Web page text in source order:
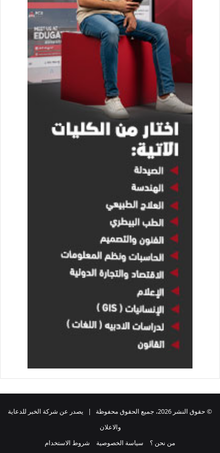
© حقوق النشر 2026، جميع الحقوق محفوظة | يصدر عن شركة الخبر للدعاية
والاعلان
من نحن ؟
سياسة الخصوصية شروط الاستخدام